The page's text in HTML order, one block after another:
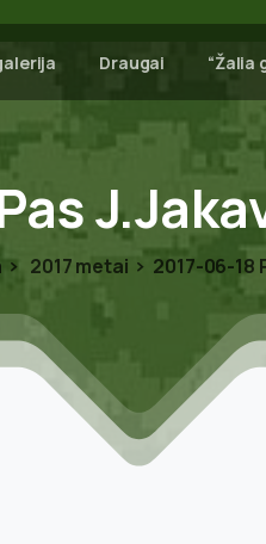
Draugai “Žalia
2017 metai 2017-06-18